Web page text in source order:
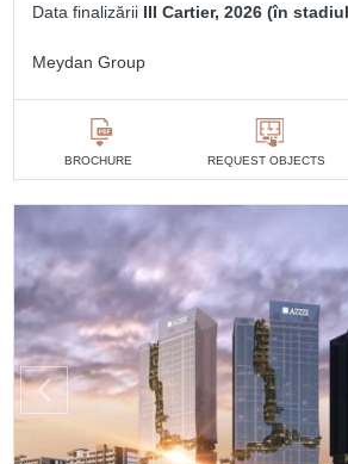
Data finalizării III Cartier, 2026 (în
Meydan Group
BROCHURE REQUEST OBJECTS